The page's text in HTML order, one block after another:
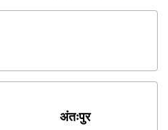
अंतःपुर